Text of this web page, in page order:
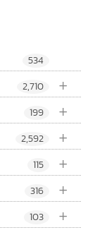
534
+
2,710
+
199
+
2,592
+
115
+
316
+
103